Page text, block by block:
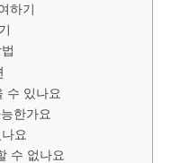
하기
수 있나요
한가요
요
수 없나요